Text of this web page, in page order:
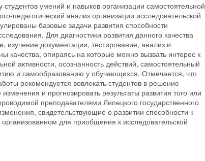
умений и навыков организации самостоятельной
педагогический анализ организации исследовательской
базовые задачи развития способности
Для диагностики развития данного качества
изучение документации, тестирование, анализ и
качества, опираясь на которые можно вызвать интерес к
активности, осознанность действий, самостоятельный
и самообразованию у обучающихся. Отмечается, что
рекомендуется вовлекать студентов в решение
и прогнозировать результаты развития того или
преподавателями Липецкого государственного
свидетельствующие о развитии способности к
для приобщения к исследовательской